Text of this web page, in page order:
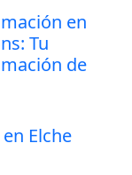
en
Tu
de
Elche